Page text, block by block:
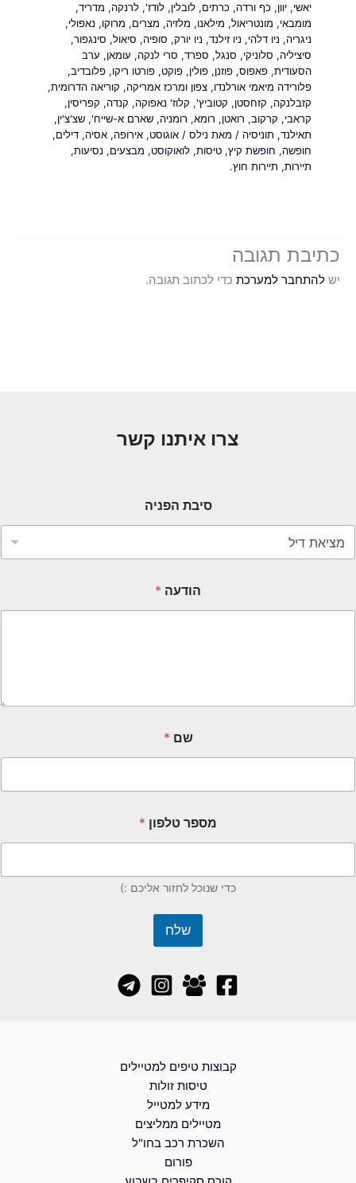
יאשי,יוון, כף ורדה, כרתים,לובלין,לודז',לרנקה, מדריד,
מומבאי, מונטריאול, מילאנו, מלזיה, מצרים, מרוקו, נאפולי,
ניגריה, ניו דלהי, ניו זילנד, ניו יורק, סופיה, סיאול, סינגפור,
סיציליה, סלוניקי, סנגל, ספרד, סרי לנקה, עומאן, ערב
הסעודית,פאפוס,פוזנן,פולין,פוקט,פורטו ריקו,פלובדיב,
פלורידה מיאמי אורלנדו,צפון ומרכז אמריקה, קוריאה הדרומית,
קזבלנקה, קזחסטן, קטוביץ', קלוז' נאפוקה, קנדה, קפריסין,
קראבי, קרקוב, רואטן, רומא, רומניה,שארם א-שייח',שצ'צ'ין,
תאילנד, תוניסיה / מאת נילס/אוגוסט,אירופה,אסיה,דילים,
חופשה, חופשת קיץ,טיסות,לואוקוסט, מבצעים, נסיעות,
תיירות, תיירות חוץ.
כתיבת תגובה
יש להתחבר למערכת כדי לכתוב תגובה.
צרו איתנו קשר
סיבת הפניה
הודעה *
שם *
מספר טלפון *
כדי שנוכל לחזור אליכם :)
שלח
קבוצות טיפים למטיילים
טיסות זולות
מידע למטייל
מטיילים ממליצים
השכרת רכב בחו"ל
פורום